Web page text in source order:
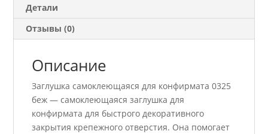
Детали
Отзывы (0)
Описание
Заглушка самоклеющаяся для конфирмата 0325
беж — самоклеющаяся заглушка для
конфирмата для быстрого декоративного
закрытия крепежного отверстия. Она помогает